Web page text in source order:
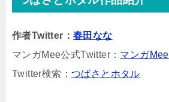
作者Twitter：春田なな
マンガMee公式Twitter： マンガMee
Twitter検索： つばさとホタル